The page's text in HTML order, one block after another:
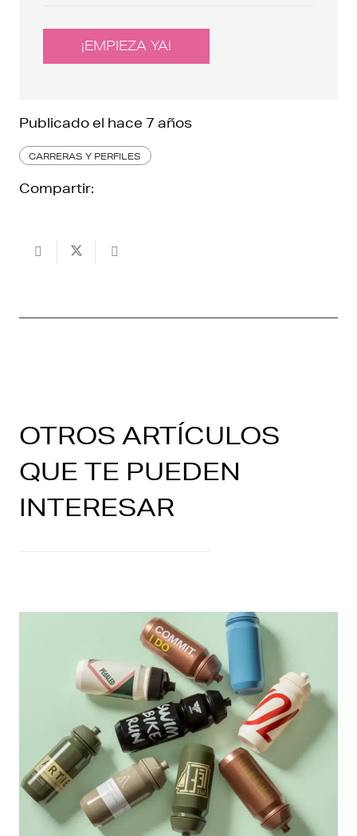
¡EMPIEZA YA!
Publicado el hace 7 años
CARRERAS Y PERFILES
Compartir:
OTROS ARTÍCULOS
QUE TE PUEDEN
INTERESAR